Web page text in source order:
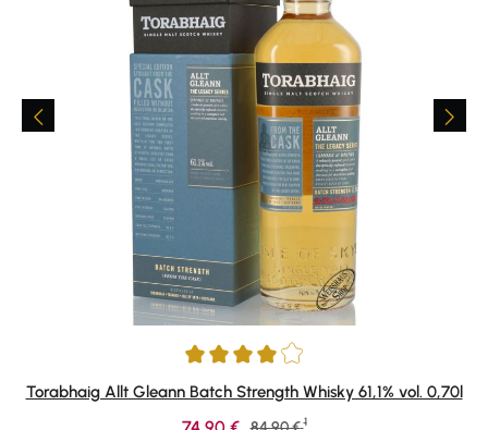
Durchschnittliche Bewertung von 4 von 5 Sternen
Torabhaig Allt Gleann Batch Strength Whisky 61,1% vol. 0,70l
Verkaufspreis:
Regulärer Preis:
1